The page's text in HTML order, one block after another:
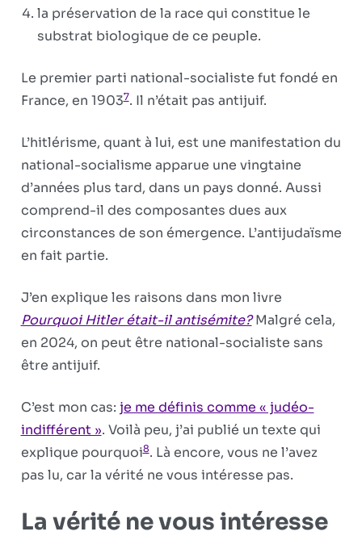
la préservation de la race qui constitue le
substrat biologique de ce peuple.
Le premier parti national-socialiste fut fondé en
France, en 19037. Il n’était pas antijuif.
L’hitlé­risme, quant à lui, est une manifestation du
national-socialisme apparue une vingtaine
d’années plus tard, dans un pays donné. Aussi
comprend-il des composantes dues aux
circonstances de son émergence. L’antijudaïsme
en fait partie.
J’en explique les raisons dans mon livre
Pourquoi Hitler était-il antisémite?Malgré cela,
en 2024, on peut être national-socialiste sans
être antijuif.
C’est mon cas: je me définis comme « judéo-
indifférent ». Voilà peu, j’ai publié un texte qui
explique pourquoi8. Là encore, vous ne l’avez
pas lu, car la vérité ne vous intéresse pas.
La vérité ne vous intéresse